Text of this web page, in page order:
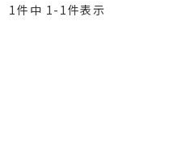
1件中 1 - 1 件表示